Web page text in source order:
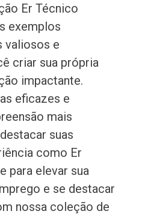
Er Técnico
exemplos
valiosos e
criar sua própria
impactante.
eficazes e
mais
suas
como Er
para elevar sua
e se destacar
nossa coleção de